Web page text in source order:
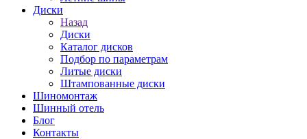
Диски
Назад
Диски
Каталог дисков
Подбор по параметрам
Литые диски
Штампованные диски
Шиномонтаж
Шинный отель
Блог
Контакты